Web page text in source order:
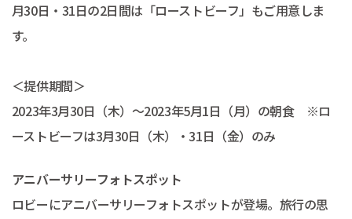
月30日・31日の2日間は「ローストビーフ」もご用意しま
す。
＜提供期間＞
2023年3月30日（木）～2023年5月1日（月）の朝食 ※ロ
ーストビーフは3月30日（木）・31日（金）のみ
アニバーサリーフォトスポット
ロビーにアニバーサリーフォトスポットが登場。旅行の思